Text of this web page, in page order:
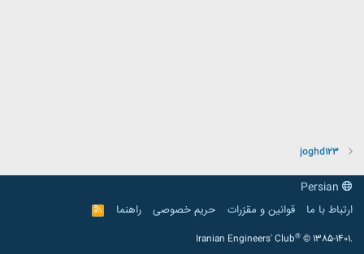
joghd123
ارتباط با ما
قوانین و مقرّرات حریم خصوصی راهنما
R
S
Iranian Engineers' Club® © 1385-1401.